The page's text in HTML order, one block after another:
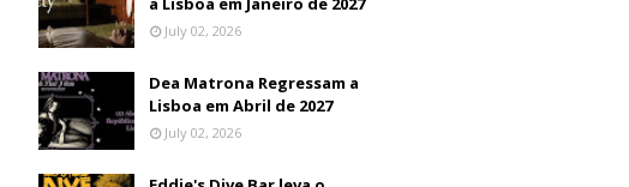
July 02, 2026
Dea Matrona Regressam a
Lisboa em Abril de 2027
July 02, 2026